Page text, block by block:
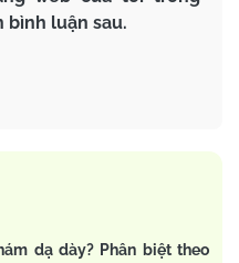
bình luận sau.
dạ dày? Phân biệt theo